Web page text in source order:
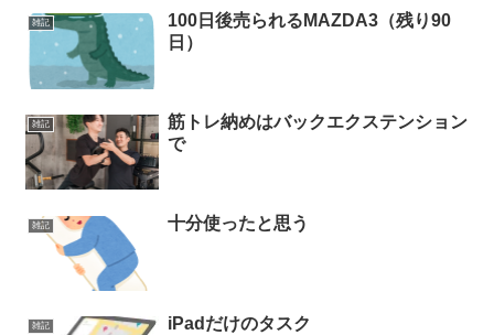
雑記
100日後売られるMAZDA3（残り90
日）
雑記
筋トレ納めはバックエクステンション
で
雑記 十分使ったと思う
雑記 iPadだけのタスク